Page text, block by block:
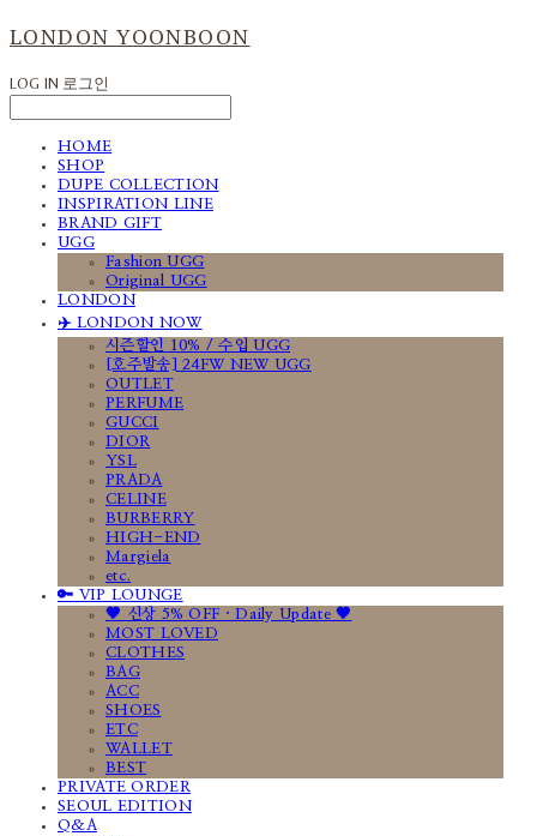
LONDON YOONBOON
LOG IN 로그인
HOME
SHOP
DUPE COLLECTION
INSPIRATION LINE
BRAND GIFT
UGG
Fashion UGG
Original UGG
LONDON
✈️ LONDON NOW
시즌할인 10% / 수입 UGG
[호주발송] 24FW NEW UGG
OUTLET
PERFUME
GUCCI
DIOR
YSL
PRADA
CELINE
BURBERRY
HIGH-END
Margiela
etc.
🔑 VIP LOUNGE
🤎 신상 5% OFF · Daily Update 🤎
MOST LOVED
CLOTHES
BAG
ACC
SHOES
ETC
WALLET
BEST
PRIVATE ORDER
SEOUL EDITION
Q&A